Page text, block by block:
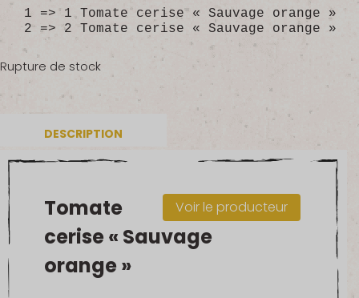
1 => 1 Tomate cerise « Sauvage orange »
2 => 2 Tomate cerise « Sauvage orange »
Rupture de stock
DESCRIPTION
Voir le producteur
Tomate
cerise « Sauvage
orange »